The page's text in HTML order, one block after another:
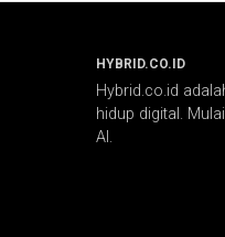
HYBRID.CO.ID
Hybrid.co.id
hidup digital.
AI.